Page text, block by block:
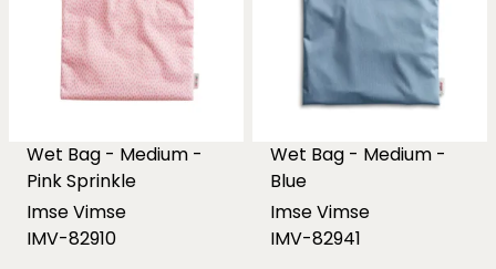
Wet Bag - Medium -
Pink Sprinkle
Imse Vimse
IMV-82910
Wet Bag - Medium -
Blue
Imse Vimse
IMV-82941